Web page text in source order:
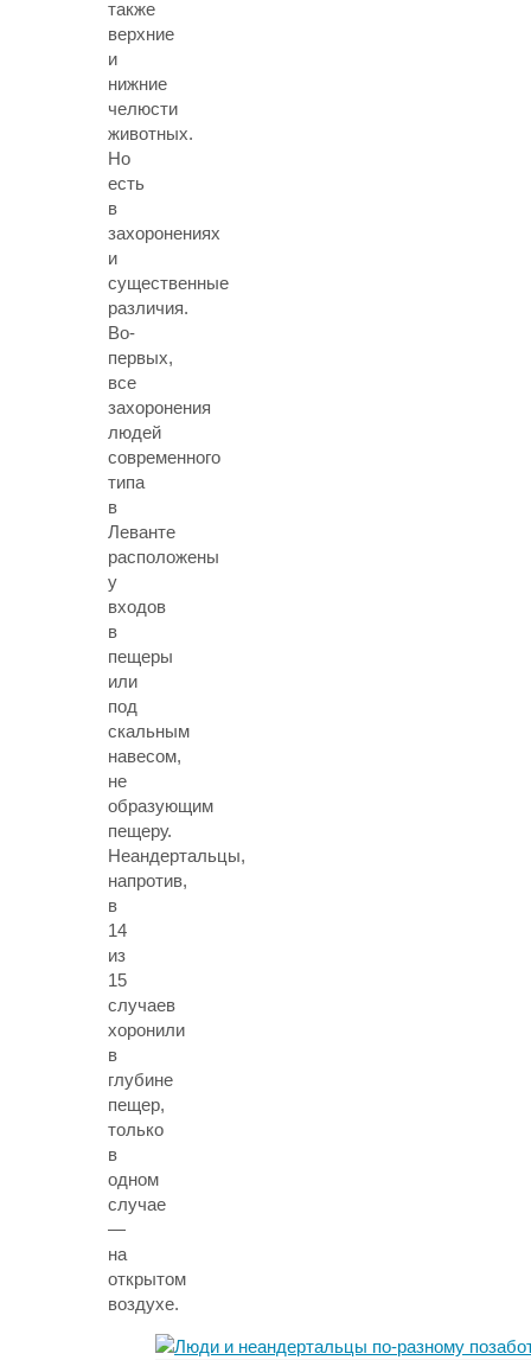
также
верхние
и
нижние
челюсти
животных.
Но
есть
в
захоронениях
и
существенные
различия.
Во-
первых,
все
захоронения
людей
современного
типа
в
Леванте
расположены
у
входов
в
пещеры
или
под
скальным
навесом,
не
образующим
пещеру.
Неандертальцы,
напротив,
в
14
из
15
случаев
хоронили
в
глубине
пещер,
только
в
одном
случае
—
на
открытом
воздухе.